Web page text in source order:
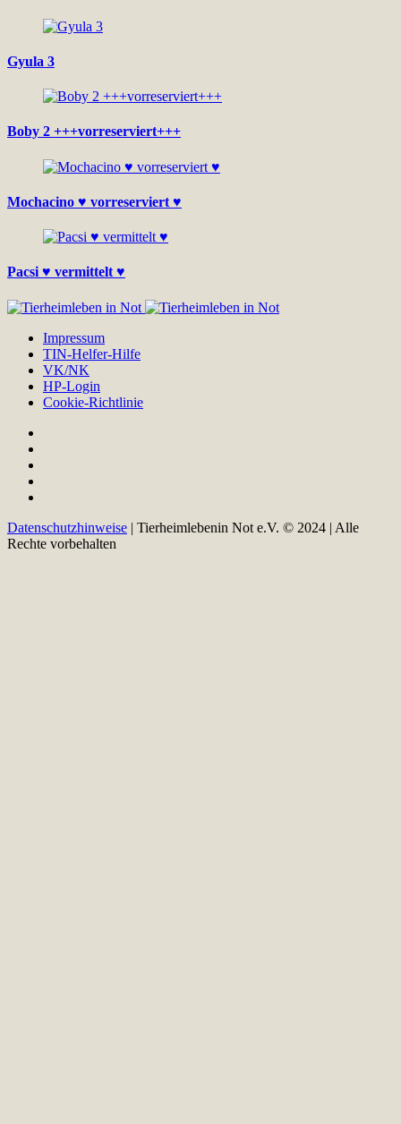
Gyula 3
Boby 2 +++vorreserviert+++
Mochacino ♥ vorreserviert ♥
Pacsi ♥ vermittelt ♥
Impressum
TIN-Helfer-Hilfe
VK/NK
HP-Login
Cookie-Richtlinie
Datenschutzhinweise | Tierheimlebenin Not e.V. © 2024 | Alle
Rechte vorbehalten